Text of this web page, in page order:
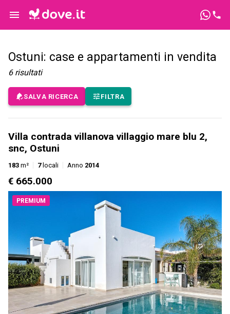
Ostuni: case e appartamenti in vendita
6 risultati
SALVA RICERCA FILTRA
Villa contrada villanova villaggio mare blu 2,
snc, Ostuni
183 m² 7locali Anno 2014
€ 665.000
PREMIUM